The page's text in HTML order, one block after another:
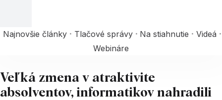
Najnovšie články Tlačové správy Na stiahnutie
Videá
Webináre
Veľká zmena v atraktivite
absolventov, informatikov nahradili